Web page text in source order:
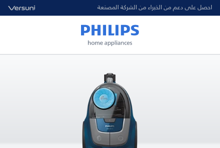
احصل على دعم من الخبراء من الشركة المصنعة